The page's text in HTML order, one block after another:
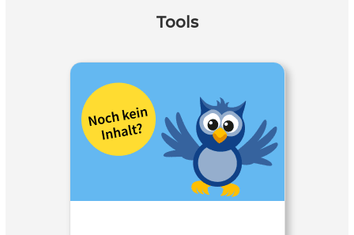
Tools